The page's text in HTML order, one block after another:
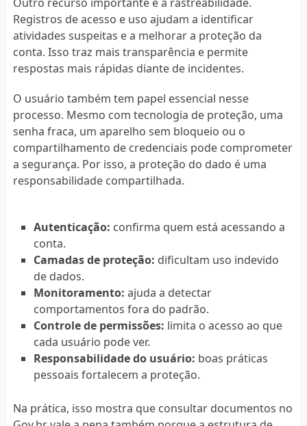
Registros de acesso e uso ajudam a identificar
atividades suspeitas e a melhorar a proteção da
conta. Isso traz mais transparência e permite
respostas mais rápidas diante de incidentes.
O usuário também tem papel essencial nesse
processo. Mesmo com tecnologia de proteção, uma
senha fraca, um aparelho sem bloqueio ou o
compartilhamento de credenciais pode comprometer
a segurança. Por isso, a proteção do dado é uma
responsabilidade compartilhada.
Autenticação: confirma quem está acessando a
conta.
Camadas de proteção: dificultam uso indevido
de dados.
Monitoramento: ajuda a detectar
comportamentos fora do padrão.
Controle de permissões: limita o acesso ao que
cada usuário pode ver.
Responsabilidade do usuário: boas práticas
pessoais fortalecem a proteção.
Na prática, isso mostra que consultar documentos no